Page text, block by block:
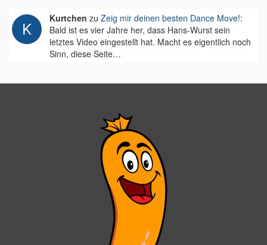
Kurtchen zu Zeig mir deinen besten Dance Move!:
Bald ist es vier Jahre her, dass Hans-Wurst sein
letztes Video eingestellt hat. Macht es eigentlich noch
Sinn, diese Seite…